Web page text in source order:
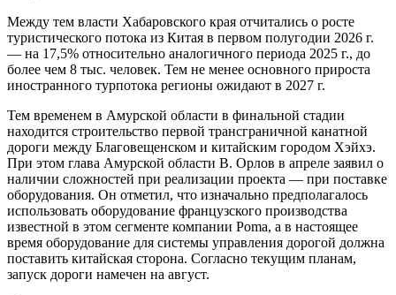
Между тем власти Хабаровского края отчитались о росте
туристического потока из Китая в первом полугодии 2026 г.
— на 17,5% относительно аналогичного периода 2025 г., до
более чем 8 тыс. человек. Тем не менее основного прироста
иностранного турпотока регионы ожидают в 2027 г.
Тем временем в Амурской области в финальной стадии
находится строительство первой трансграничной канатной
дороги между Благовещенском и китайским городом Хэйхэ.
При этом глава Амурской области В. Орлов в апреле заявил о
наличии сложностей при реализации проекта — при поставке
оборудования. Он отметил, что изначально предполагалось
использовать оборудование французского производства
известной в этом сегменте компании Poma, а в настоящее
время оборудование для системы управления дорогой должна
поставить китайская сторона. Согласно текущим планам,
запуск дороги намечен на август.